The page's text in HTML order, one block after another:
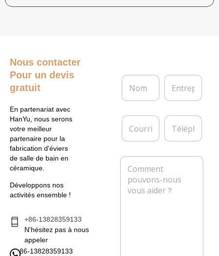
Nous contacter
Pour un devis
gratuit
En partenariat avec
HanYu, nous serons
votre meilleur
partenaire pour la
fabrication d'éviers
de salle de bain en
céramique.
Développons nos
activités ensemble !
+86-13828359133
N'hésitez pas à nous
appeler
86-13828359133
N
m
E
t
e
r
s
C
u
r
T
l
p
o
n
e
M